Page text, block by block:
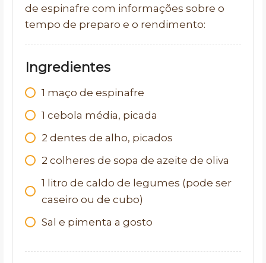
de espinafre com informações sobre o
tempo de preparo e o rendimento:
Ingredientes
1 maço de espinafre
1 cebola média, picada
2 dentes de alho, picados
2 colheres de sopa de azeite de oliva
1 litro de caldo de legumes (pode ser
caseiro ou de cubo)
Sal e pimenta a gosto